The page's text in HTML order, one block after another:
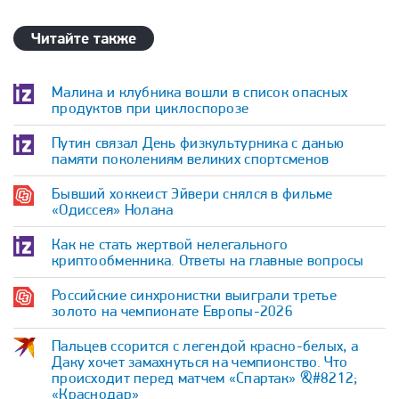
Читайте также
Малина и клубника вошли в список опасных
продуктов при циклоспорозе
Путин связал День физкультурника с данью
памяти поколениям великих спортсменов
Бывший хоккеист Эйвери снялся в фильме
«Одиссея» Нолана
Как не стать жертвой нелегального
криптообменника. Ответы на главные вопросы
Российские синхронистки выиграли третье
золото на чемпионате Европы-2026
Пальцев ссорится с легендой красно-белых, а
Даку хочет замахнуться на чемпионство. Что
происходит перед матчем «Спартак» &#8212;
«Краснодар»